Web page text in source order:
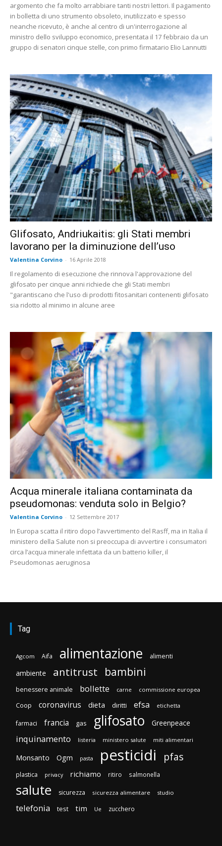
argomento che fa molto arrabbiare tanti nostri lettori. Il pagamento
in bolletta di uno strumento obsoleto, inutilizzato e spesso
neanche ricevuto, è anche al centro di un'interrogazione al
ministro dello sviluppo economico, presentata il 17 febbraio da un
gruppo di senatori cinque stelle, con primo firmatario Elio Lannutti
Glifosato, Andriukaitis: gli Stati membri
lavorano per la diminuzione dell’uso
Valentina Corvino - 16 Aprile 2018
Il regolamento di esecuzione che rinnova l'approvazione del
glifosato per cinque anni richiede che gli Stati membri
"garantiscano che l'uso di prodotti fitosanitari contenenti glifosato
sia ridotto al minimo in alcune aree
Acqua minerale italiana contaminata da
pseudomonas: venduta solo in Belgio?
Valentina Corvino - 12 Settembre 2017
In Europa scatta il ritiro dopo l’avvertimento del Rasff, ma in Italia il
ministero della Salute non si preoccupa di avvertire i consumatori
circa l’acqua minerale infettata da un batterio killer, il
Pseudomonas aeruginosa
Tag
Agcom Aifa alimentazione alimenti
ambiente antitrust bambini
benessere animale bollette carne commissione europea
Coop coronavirus dieta diritti efsa etichetta
farmaci francia gas glifosato Greenpeace
inquinamento listeria ministero salute miti alimentari
Monsanto Ogm pasta pesticidi pfas
plastica privacy richiamo ritiro salmonella
salute sicurezza sicurezza alimentare studio
telefonia test tim Ue zucchero